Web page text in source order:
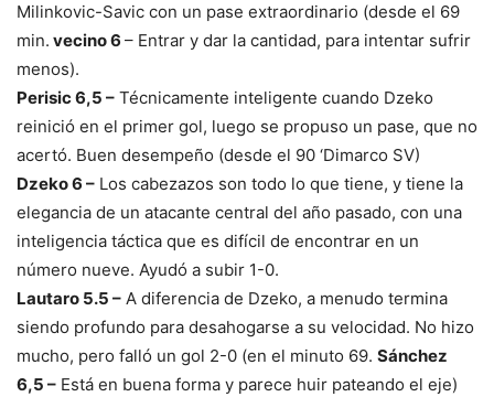
Milinkovic-Savic con un pase extraordinario (desde el 69
min. vecino 6 – Entrar y dar la cantidad, para intentar sufrir
menos).
Perisic 6,5 – Técnicamente inteligente cuando Dzeko
reinició en el primer gol, luego se propuso un pase, que no
acertó. Buen desempeño (desde el 90 ‘Dimarco SV)
Dzeko 6 – Los cabezazos son todo lo que tiene, y tiene la
elegancia de un atacante central del año pasado, con una
inteligencia táctica que es difícil de encontrar en un
número nueve. Ayudó a subir 1-0.
Lautaro 5.5 – A diferencia de Dzeko, a menudo termina
siendo profundo para desahogarse a su velocidad. No hizo
mucho, pero falló un gol 2-0 (en el minuto 69. Sánchez
6,5 – Está en buena forma y parece huir pateando el eje)